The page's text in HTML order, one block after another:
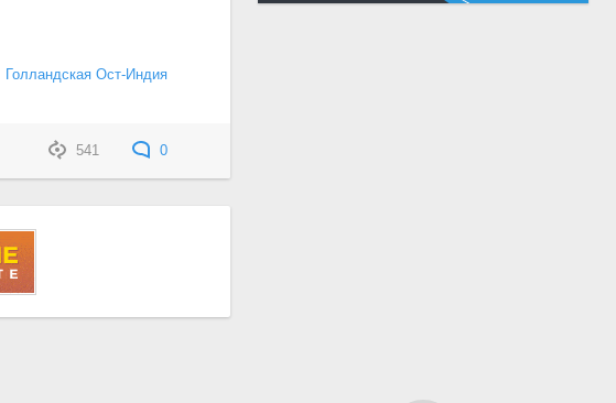
Голландская Ост-Индия
541 0